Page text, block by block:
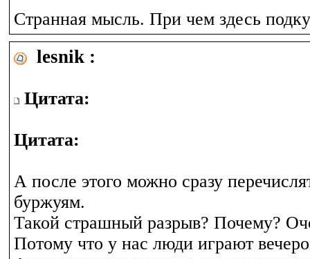
Странная мысль. При чем здесь
lesnik :
Цитата:
Цитата:
А после этого можно сразу
буржуям.
Такой страшный разрыв? Почему?
Потому что у нас люди играют